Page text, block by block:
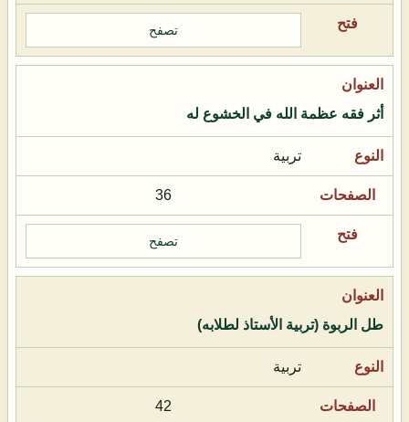
تصفح
أثر فقه عظمة الله في الخشوع له
تربية
36
تصفح
طل الربوة (تربية الأستاذ لطلابه)
تربية
42